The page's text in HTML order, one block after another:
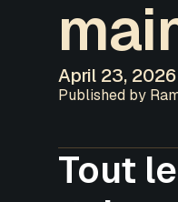
April 23, 2026
Published by
Tout